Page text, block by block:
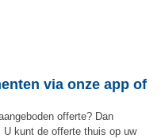
via onze app of
offerte? Dan
kunt de offerte thuis op uw